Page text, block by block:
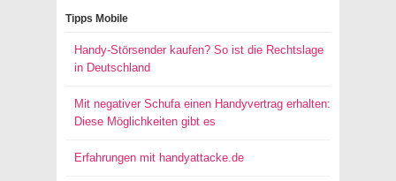
Tipps Mobile
Handy-Störsender kaufen? So ist die Rechtslage
in Deutschland
Mit negativer Schufa einen Handyvertrag erhalten:
Diese Möglichkeiten gibt es
Erfahrungen mit handyattacke.de